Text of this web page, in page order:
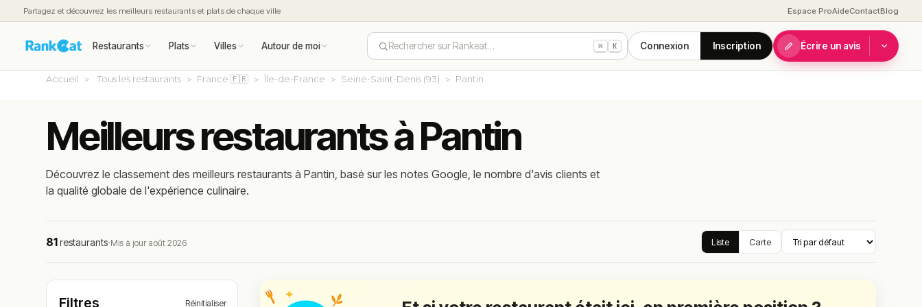
Partagez et découvrez les meilleurs restaurants et plats de chaque ville Espace ProAideContactBlog
Restaurants Plats Villes Autour de moi Rechercher sur Rankeat… ⌘ K Connexion Inscription Écrire un avis
Accueil Tous les restaurants France 🇫🇷 Île-de-France Seine-Saint-Denis (93) Pantin
Meilleurs restaurants à Pantin
Découvrez le classement des meilleurs restaurants à Pantin, basé sur les notes Google, le nombre d'avis clients et
la qualité globale de l'expérience culinaire.
81restaurants·Mis à jour août 2026 Liste Carte
Filtres Réinitialiser